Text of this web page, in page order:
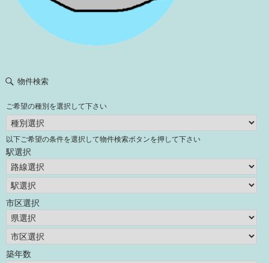
物件検索
ご希望の種別を選択して下さい
以下ご希望の条件を選択して物件検索ボタンを押して下さい
駅選択
市区選択
築年数